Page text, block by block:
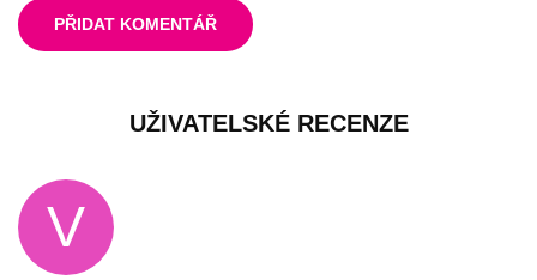
PŘIDAT KOMENTÁŘ
UŽIVATELSKÉ RECENZE
V